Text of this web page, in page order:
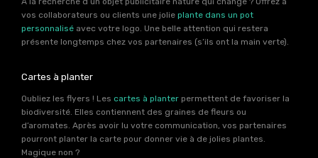
vos collaborateurs ou clients une jolie plante dans un pot
personnalisé avec votre logo. Une belle attention qui restera
présente longtemps chez vos partenaires (s’ils ont la main verte).
Cartes à planter
Oubliez les flyers ! Les cartes à planter permettent de favoriser la
biodiversité. Elles contiennent des graines de fleurs ou
d’aromates. Après avoir lu votre communication, vos partenaires
pourront planter la carte pour donner vie à de jolies plantes.
Magique non ?